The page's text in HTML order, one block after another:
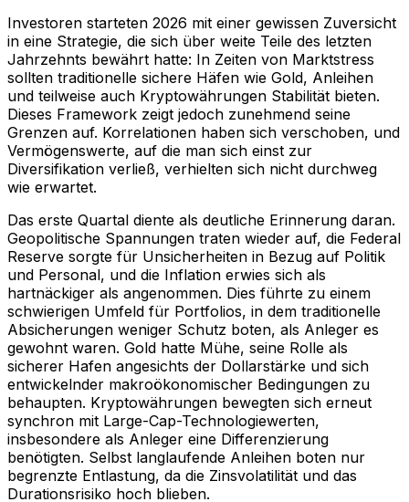
Investoren starteten 2026 mit einer gewissen Zuversicht
in eine Strategie, die sich über weite Teile des letzten
Jahrzehnts bewährt hatte: In Zeiten von Marktstress
sollten traditionelle sichere Häfen wie Gold, Anleihen
und teilweise auch Kryptowährungen Stabilität bieten.
Dieses Framework zeigt jedoch zunehmend seine
Grenzen auf. Korrelationen haben sich verschoben, und
Vermögenswerte, auf die man sich einst zur
Diversifikation verließ, verhielten sich nicht durchweg
wie erwartet.
Das erste Quartal diente als deutliche Erinnerung daran.
Geopolitische Spannungen traten wieder auf, die Federal
Reserve sorgte für Unsicherheiten in Bezug auf Politik
und Personal, und die Inflation erwies sich als
hartnäckiger als angenommen. Dies führte zu einem
schwierigen Umfeld für Portfolios, in dem traditionelle
Absicherungen weniger Schutz boten, als Anleger es
gewohnt waren. Gold hatte Mühe, seine Rolle als
sicherer Hafen angesichts der Dollarstärke und sich
entwickelnder makroökonomischer Bedingungen zu
behaupten. Kryptowährungen bewegten sich erneut
synchron mit Large-Cap-Technologiewerten,
insbesondere als Anleger eine Differenzierung
benötigten. Selbst langlaufende Anleihen boten nur
begrenzte Entlastung, da die Zinsvolatilität und das
Durationsrisiko hoch blieben.